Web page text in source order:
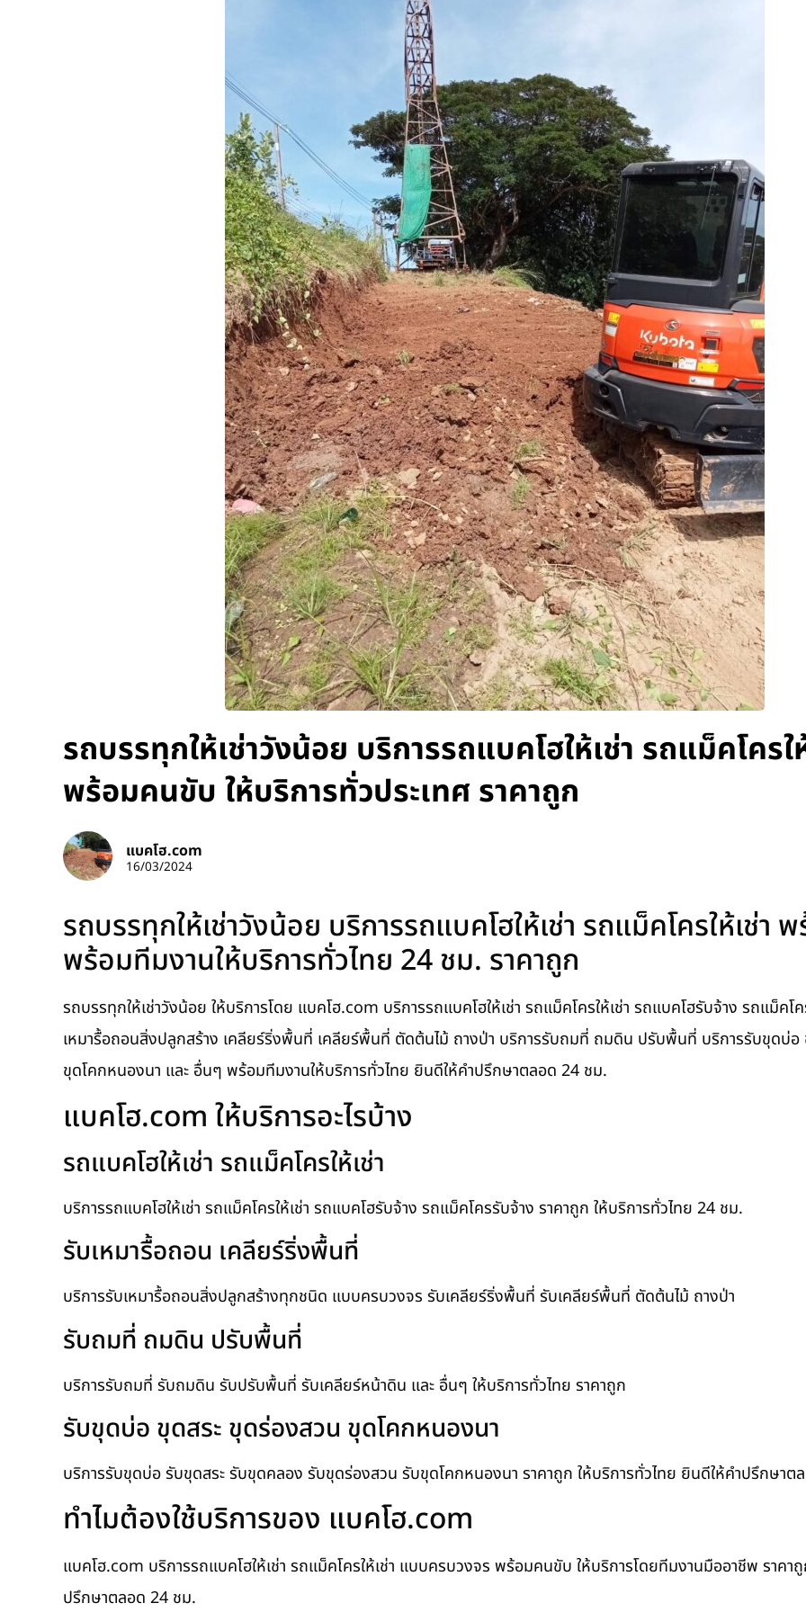
รถบรรทุกให้เช่าวังน้อย บริการรถแบคโฮให้เช่า รถแม็คโครใ
พร้อมคนขับ ให้บริการทั่วประเทศ ราคาถูก
แบคโฮ.com
16/03/2024
รถบรรทุกให้เช่าวังน้อย บริการรถแบคโฮให้เช่า รถแม็คโครให้เช่า
พร้อมทีมงานให้บริการทั่วไทย 24 ชม. ราคาถูก
รถบรรทุกให้เช่าวังน้อย ให้บริการโดย แบคโฮ.com บริการรถแบคโฮให้เช่า รถแม็คโครให้เช่า รถแบคโฮรับจ้าง รถแม็คโ
เหมารื้อถอนสิ่งปลูกสร้าง เคลียร์ริ่งพื้นที่ เคลียร์พื้นที่ ตัดต้นไม้ ถางป่า บริการรับถมที่ ถมดิน ปรับพื้นที่ บริการรับขุดบ่อ
ขุดโคกหนองนา และ อื่นๆ พร้อมทีมงานให้บริการทั่วไทย ยินดีให้คำปรึกษาตลอด 24 ชม.
แบคโฮ.com ให้บริการอะไรบ้าง
รถแบคโฮให้เช่า รถแม็คโครให้เช่า
บริการรถแบคโฮให้เช่า รถแม็คโครให้เช่า รถแบคโฮรับจ้าง รถแม็คโครรับจ้าง ราคาถูก ให้บริการทั่วไทย 24 ชม.
รับเหมารื้อถอน เคลียร์ริ่งพื้นที่
บริการรับเหมารื้อถอนสิ่งปลูกสร้างทุกชนิด แบบครบวงจร รับเคลียร์ริ่งพื้นที่ รับเคลียร์พื้นที่ ตัดต้นไม้ ถางป่า
รับถมที่ ถมดิน ปรับพื้นที่
บริการรับถมที่ รับถมดิน รับปรับพื้นที่ รับเคลียร์หน้าดิน และ อื่นๆ ให้บริการทั่วไทย ราคาถูก
รับขุดบ่อ ขุดสระ ขุดร่องสวน ขุดโคกหนองนา
บริการรับขุดบ่อ รับขุดสระ รับขุดคลอง รับขุดร่องสวน รับขุดโคกหนองนา ราคาถูก ให้บริการทั่วไทย ยินดีให้คำปรึกษาต
ทำไมต้องใช้บริการของ แบคโฮ.com
แบคโฮ.com บริการรถแบคโฮให้เช่า รถแม็คโครให้เช่า แบบครบวงจร พร้อมคนขับ ให้บริการโดยทีมงานมืออาชีพ ราคา
ปรึกษาตลอด 24 ชม.